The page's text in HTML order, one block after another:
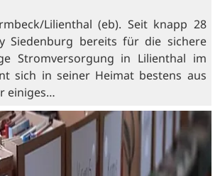
Lilienthal (eb). Seit knapp 28
Siedenburg bereits für die sichere
Stromversorgung in Lilienthal im
sich in seiner Heimat bestens aus
einiges…